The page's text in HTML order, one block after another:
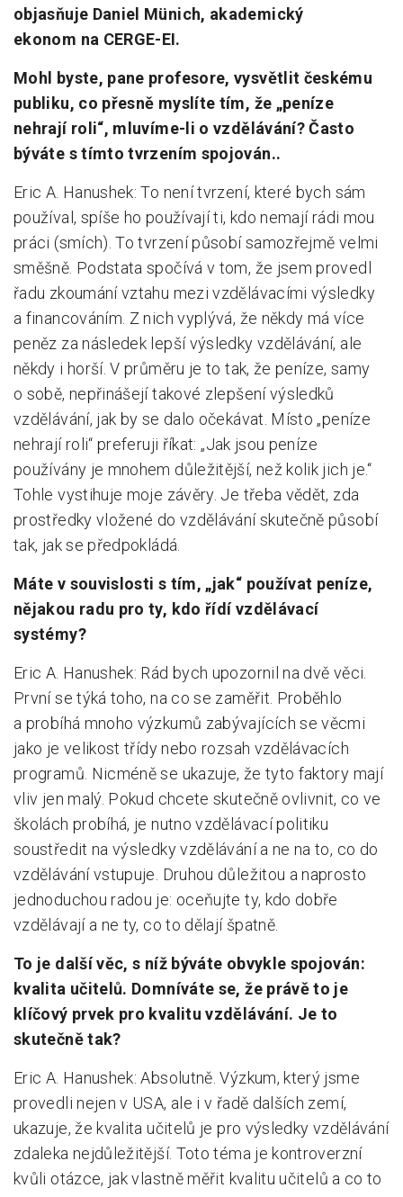
objasňuje Daniel Münich, akademický
ekonom na CERGE-EI.
Mohl byste, pane profesore, vysvětlit českému
publiku, co přesně myslíte tím, že „peníze
nehrají roli“, mluvíme-li o vzdělávání? Často
býváte s tímto tvrzením spojován..
Eric A. Hanushek: To není tvrzení, které bych sám
používal, spíše ho používají ti, kdo nemají rádi mou
práci (smích). To tvrzení působí samozřejmě velmi
směšně. Podstata spočívá v tom, že jsem provedl
řadu zkoumání vztahu mezi vzdělávacími výsledky
a financováním. Z nich vyplývá, že někdy má více
peněz za následek lepší výsledky vzdělávání, ale
někdy i horší. V průměru je to tak, že peníze, samy
o sobě, nepřinášejí takové zlepšení výsledků
vzdělávání, jak by se dalo očekávat. Místo „peníze
nehrají roli“ preferuji říkat: „Jak jsou peníze
používány je mnohem důležitější, než kolik jich je.“
Tohle vystihuje moje závěry. Je třeba vědět, zda
prostředky vložené do vzdělávání skutečně působí
tak, jak se předpokládá.
Máte v souvislosti s tím, „jak“ používat peníze,
nějakou radu pro ty, kdo řídí vzdělávací
systémy?
Eric A. Hanushek: Rád bych upozornil na dvě věci.
První se týká toho, na co se zaměřit. Proběhlo
a probíhá mnoho výzkumů zabývajících se věcmi
jako je velikost třídy nebo rozsah vzdělávacích
programů. Nicméně se ukazuje, že tyto faktory mají
vliv jen malý. Pokud chcete skutečně ovlivnit, co ve
školách probíhá, je nutno vzdělávací politiku
soustředit na výsledky vzdělávání a ne na to, co do
vzdělávání vstupuje. Druhou důležitou a naprosto
jednoduchou radou je: oceňujte ty, kdo dobře
vzdělávají a ne ty, co to dělají špatně.
To je další věc, s níž býváte obvykle spojován:
kvalita učitelů. Domníváte se, že právě to je
klíčový prvek pro kvalitu vzdělávání. Je to
skutečně tak?
Eric A. Hanushek: Absolutně. Výzkum, který jsme
provedli nejen v USA, ale i v řadě dalších zemí,
ukazuje, že kvalita učitelů je pro výsledky vzdělávání
zdaleka nejdůležitější. Toto téma je kontroverzní
kvůli otázce, jak vlastně měřit kvalitu učitelů a co to